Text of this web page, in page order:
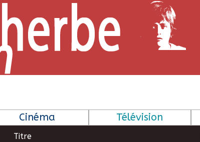
Cinéma Télévision
Titre